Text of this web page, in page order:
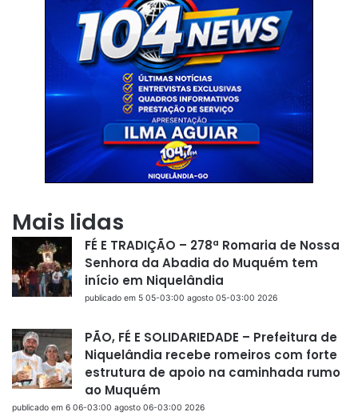
Mais lidas
FÉ E TRADIÇÃO – 278ª Romaria de Nossa
Senhora da Abadia do Muquém tem
início em Niquelândia
publicado em 5 05-03:00 agosto 05-03:00 2026
PÃO, FÉ E SOLIDARIEDADE – Prefeitura de
Niquelândia recebe romeiros com forte
estrutura de apoio na caminhada rumo
ao Muquém
publicado em 6 06-03:00 agosto 06-03:00 2026